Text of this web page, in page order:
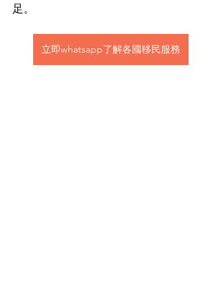
足。
立即whatsapp了解各國移民服務